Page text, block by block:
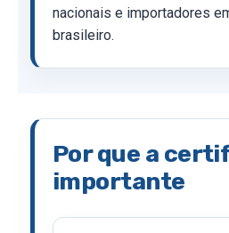
nacionais e importadores
brasileiro.
Por que a
importante